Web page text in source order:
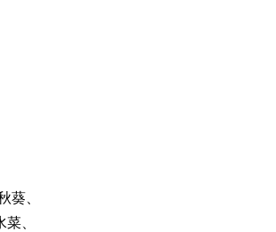
葵、
、